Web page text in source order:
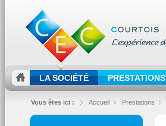
LA SOCIÉTÉ PRESTATIONS
Vous êtes ici : Accueil Prestations